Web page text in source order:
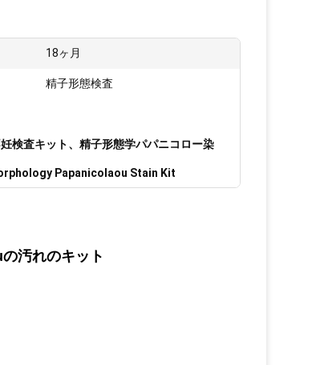
18ヶ月
精子形態検査
検査キット、精子形態学パパニコロー染
Papanicolaou Stain Kit
汚れのキット